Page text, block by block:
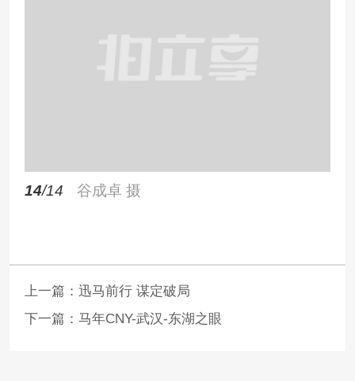
上一篇：迅马前行 谋定破局
下一篇：马年CNY-武汉-东湖之眼